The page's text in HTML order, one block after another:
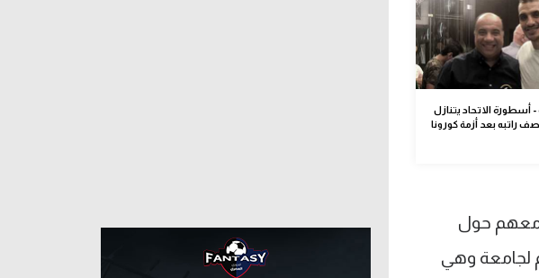
أسطورة الاتحاد يتنازل
راتبه بعد أزمة كورونا
معهم حول
لجامعة وهي